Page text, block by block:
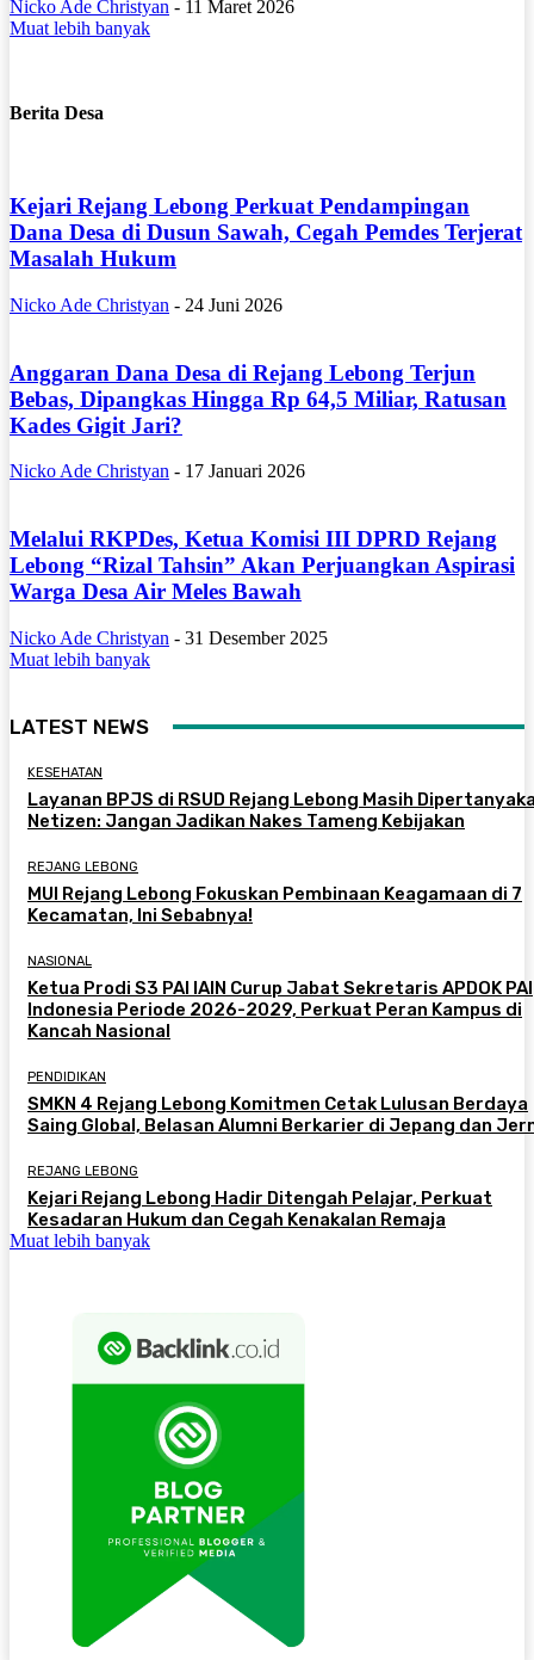
Nicko Ade Christyan - 11 Maret 2026
Muat lebih banyak
Berita Desa
Kejari Rejang Lebong Perkuat Pendampingan
Dana Desa di Dusun Sawah, Cegah Pemdes Terjerat
Masalah Hukum
Nicko Ade Christyan - 24 Juni 2026
Anggaran Dana Desa di Rejang Lebong Terjun
Bebas, Dipangkas Hingga Rp 64,5 Miliar, Ratusan
Kades Gigit Jari?
Nicko Ade Christyan - 17 Januari 2026
Melalui RKPDes, Ketua Komisi III DPRD Rejang
Lebong “Rizal Tahsin” Akan Perjuangkan Aspirasi
Warga Desa Air Meles Bawah
Nicko Ade Christyan - 31 Desember 2025
Muat lebih banyak
LATEST NEWS
KESEHATAN
Layanan BPJS di RSUD Rejang Lebong Masih
Netizen: Jangan Jadikan Nakes Tameng Kebijakan
REJANG LEBONG
MUI Rejang Lebong Fokuskan Pembinaan Keagamaan di 7
Kecamatan, Ini Sebabnya!
NASIONAL
Ketua Prodi S3 PAI IAIN Curup Jabat Sekretaris APDOK PAI
Indonesia Periode 2026-2029, Perkuat Peran Kampus di
Kancah Nasional
PENDIDIKAN
SMKN 4 Rejang Lebong Komitmen Cetak Lulusan Berdaya
Saing Global, Belasan Alumni Berkarier di Jepang dan
REJANG LEBONG
Kejari Rejang Lebong Hadir Ditengah Pelajar, Perkuat
Kesadaran Hukum dan Cegah Kenakalan Remaja
Muat lebih banyak